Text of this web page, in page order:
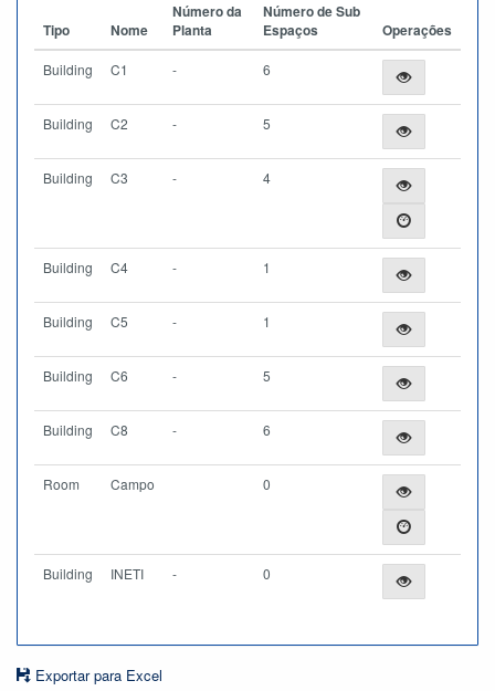
Tipo Nome
Número da
Planta
Número de Sub
Espaços
Operações
Building C1 - 6
Building C2 - 5
Building C3 - 4
Building C4 - 1
Building C5 - 1
Building C6 - 5
Building C8 - 6
Room Campo 0
Building INETI - 0
Exportar para Excel